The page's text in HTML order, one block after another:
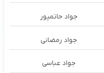
جواد حاتمپور
جواد رمضانی
جواد عباسی